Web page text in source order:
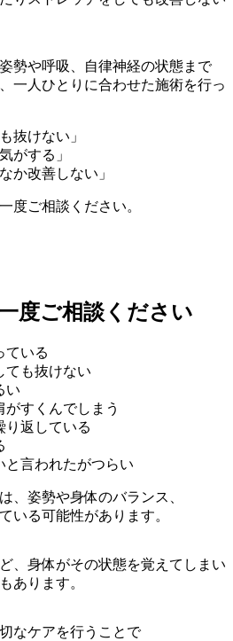
勢や呼吸、自律神経の状態まで
一人ひとりに合わせた施術を行っ
抜けない」
がする」
か改善しない」
度ご相談ください。
度ご相談ください
ている
ても抜けない
い
すくんでしまう
り返している
と言われたがつらい
、姿勢や身体のバランス、
いる可能性があります。
、身体がその状態を覚えてしまい
あります。
なケアを行うことで